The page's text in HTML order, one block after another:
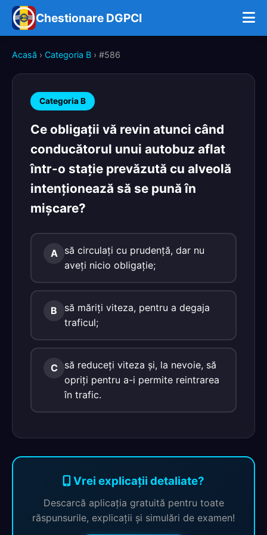
Chestionare DGPCI
Acasă › Categoria B › #586
Categoria B
Ce obligaţii vă revin atunci când
conducătorul unui autobuz aflat
într-o staţie prevăzută cu alveolă
intenţionează să se pună în
mişcare?
A
să circulaţi cu prudenţă, dar nu
aveţi nicio obligaţie;
B
să măriţi viteza, pentru a degaja
traficul;
C
să reduceţi viteza şi, la nevoie, să
opriţi pentru a-i permite reintrarea
în trafic.
Vrei explicații detaliate?
Descarcă aplicația gratuită pentru toate
răspunsurile, explicații și simulări de examen!